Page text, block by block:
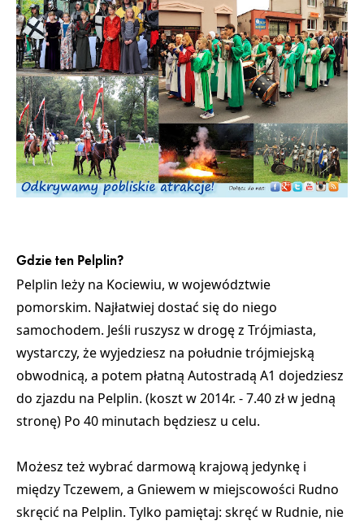
Gdzie ten Pelplin?
Pelplin leży na Kociewiu, w województwie
pomorskim. Najłatwiej dostać się do niego
samochodem. Jeśli ruszysz w drogę z Trójmiasta,
wystarczy, że wyjedziesz na południe trójmiejską
obwodnicą, a potem płatną Autostradą A1 dojedziesz
do zjazdu na Pelplin. (koszt w 2014r. - 7.40 zł w jedną
stronę) Po 40 minutach będziesz u celu.
Możesz też wybrać darmową krajową jedynkę i
między Tczewem, a Gniewem w miejscowości Rudno
skręcić na Pelplin. Tylko pamiętaj: skręć w Rudnie, nie